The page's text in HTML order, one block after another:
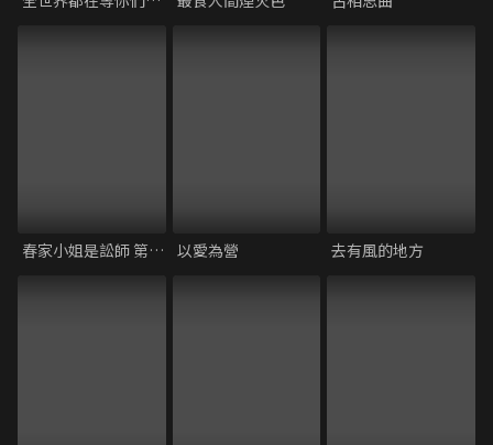
春家小姐是訟師 第一季 以愛為營 去有風的地方